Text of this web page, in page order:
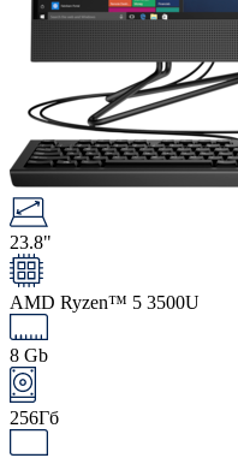
23.8"
AMD Ryzen™ 5 3500U
8 Gb
256Гб